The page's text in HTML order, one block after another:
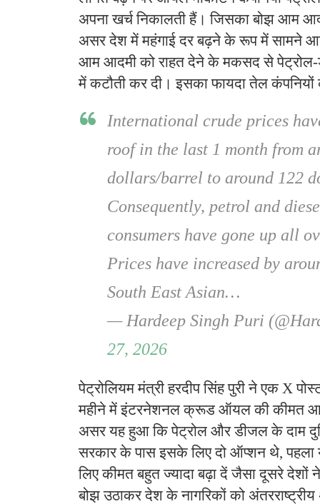
अपना खर्च न‍िकालती हैं। ज‍िसका बोझ आम
असर देश में महंगाई दर बढ़ने के रूप में सामने
आम आदमी को राहत देने के मकसद से पेट्रोल-
में कटौती कर दी। इसका फायदा तेल कंपन‍ियों
International crude prices
roof in the last 1 month from
dollars/barrel to around 122
Consequently, petrol and
consumers have gone up all
Prices have increased by
South East Asian…
— Hardeep Singh Puri
27, 2026
पेट्रोलियम मंत्री हरदीप सिंह पुरी ने एक X
महीने में इंटरनेशनल क्रूड ऑयल की कीमत
असर यह हुआ क‍ि पेट्रोल और डीजल के दाम
सरकार के पास इसके ल‍िए दो ऑप्‍शन थे, पहला
लिए कीमत बहुत ज्यादा बढ़ा दें जैसा दूसरे देशों
बोझ उठाकर देश के नागर‍िकों को